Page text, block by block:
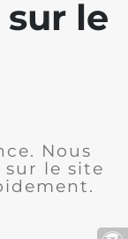
le
Nous
le site